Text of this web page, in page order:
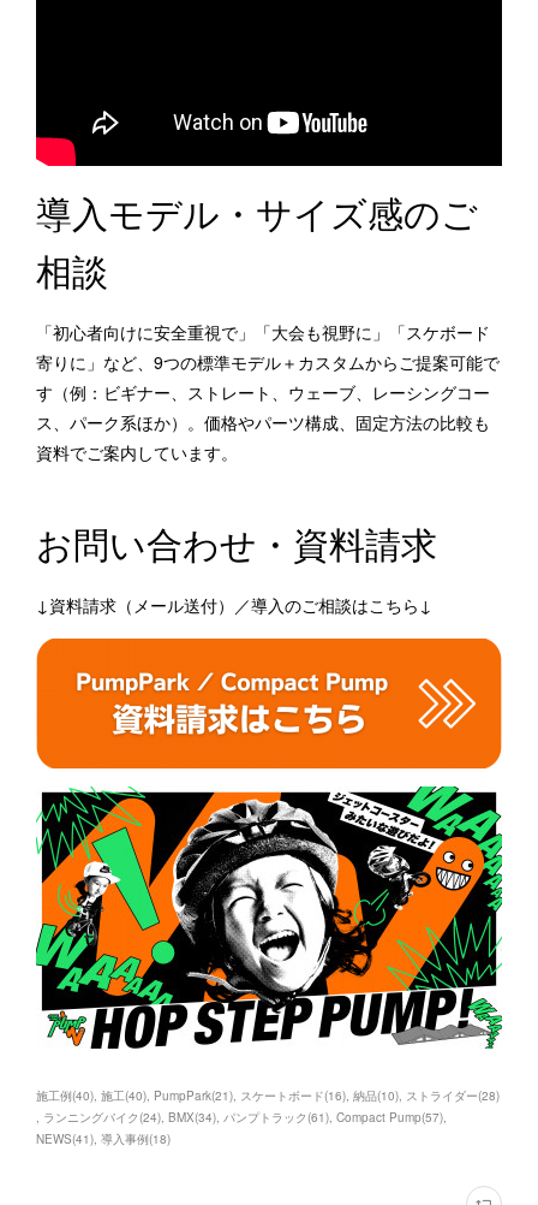
導入モデル・サイズ感のご
相談
「初心者向けに安全重視で」「大会も視野に」「スケボード
寄りに」など、9つの標準モデル＋カスタムからご提案可能で
す（例：ビギナー、ストレート、ウェーブ、レーシングコー
ス、パーク系ほか）。価格やパーツ構成、固定方法の比較も
資料でご案内しています。
お問い合わせ・資料請求
↓資料請求（メール送付）／導入のご相談はこちら↓
施工例(40) 施工(40) PumpPark(21) スケートボード(16) 納品(10) ストライダー(28)
ランニングバイク(24) BMX(34) パンプトラック(61) Compact Pump(57)
NEWS(41) 導入事例(18)